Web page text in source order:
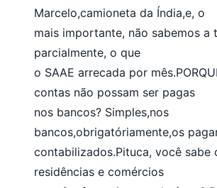
Marcelo,camioneta da Índia,e, o
mais importante, não sabemos a
parcialmente, o que
o SAAE arrecada por
contas não possam ser pagas
nos bancos? Simples,nos
bancos,obrigatóriamente,os
contabilizados.Pituca, você sabe
residências e comércios